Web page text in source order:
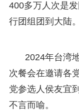
400多万人次是
行团组团到大陆。
2024年台湾
次餐会在邀请各
党参选人侯友宜
不言而喻。